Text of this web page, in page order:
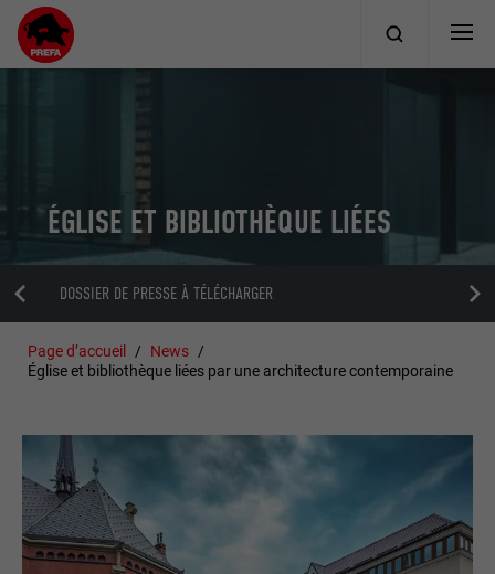
ÉGLISE ET BIBLIOTHÈQUE LIÉES
DOSSIER DE PRESSE À TÉLÉCHARGER
Page d’accueil
News
Église et bibliothèque liées par une architecture contemporaine